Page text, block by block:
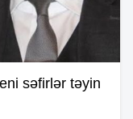
səfirlər təyin